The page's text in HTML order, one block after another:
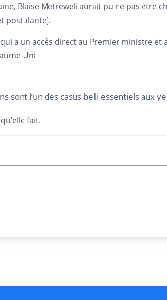
Blaise Metreweli aurait pu ne pas être
postulante).
a un accès direct au Premier ministre et
Uni
sont l’un des casus belli essentiels aux
fait.